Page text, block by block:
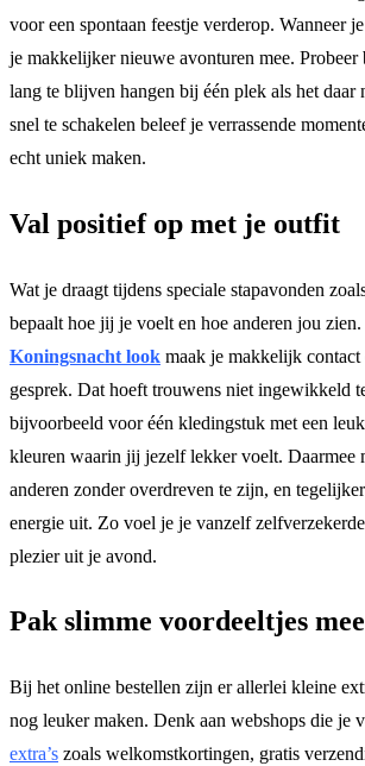
voor een spontaan feestje verderop. Wanneer
je makkelijker nieuwe avonturen mee.
lang te blijven hangen bij één plek als het
snel te schakelen beleef je verrassende
echt uniek maken.
Val positief op met je outfit
Wat je draagt tijdens speciale stapavonden
bepaalt hoe jij je voelt en hoe anderen jou
Koningsnacht look maak je makkelijk contact
gesprek. Dat hoeft trouwens niet ingewikkeld
bijvoorbeeld voor één kledingstuk met een
kleuren waarin jij jezelf lekker voelt. Daarmee
anderen zonder overdreven te zijn, en
energie uit. Zo voel je je vanzelf
plezier uit je avond.
Pak slimme voordeeltjes mee
Bij het online bestellen zijn er allerlei kleine
nog leuker maken. Denk aan webshops die je
extra’s zoals welkomstkortingen, gratis